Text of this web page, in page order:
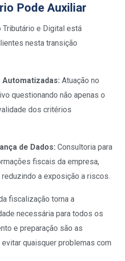
Pode Auxiliar
e Digital está
nesta transição
Atuação no
questionando não apenas o
dos critérios
de Dados:Consultoria para
fiscais da empresa,
a exposição a riscos.
fiscalização torna a
necessária para todos os
e preparação são as
quaisquer problemas com